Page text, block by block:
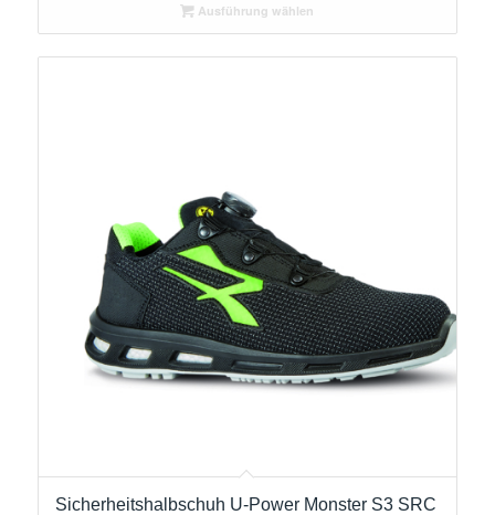
Ausführung wählen
Sicherheitshalbschuh U-Power Monster S3 SRC